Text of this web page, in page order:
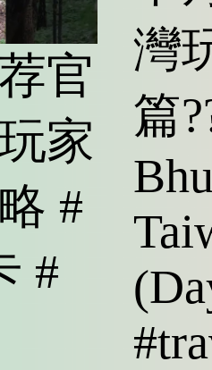
官
家
#
#
灣
篇